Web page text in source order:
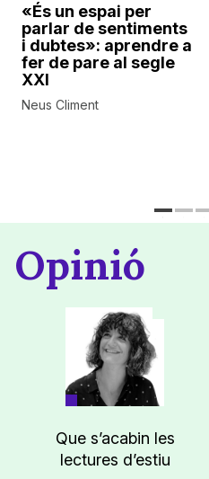
«És un espai per
parlar de sentiments
i dubtes»: aprendre a
fer de pare al segle
XXI
Neus Climent
Opinió
Que s’acabin les
lectures d’estiu